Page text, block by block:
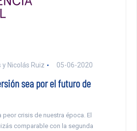
Nicolás Ruiz 05-06-2020
sea por el futuro de
peor crisis de nuestra época. El
comparable con la segunda